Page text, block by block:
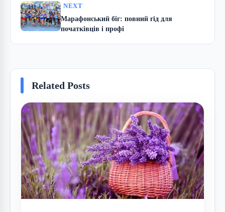
NEXT
Марафонський біг: повний гід для
початківців і профі
Related Posts